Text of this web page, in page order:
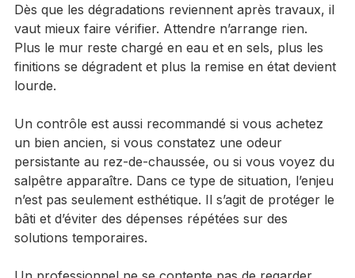
mur ?
Dès que les dégradations reviennent après travaux, il
vaut mieux faire vérifier. Attendre n’arrange rien.
finitions se dégradent et plus la remise en état devient
lourde.
Un contrôle est aussi recommandé si vous achetez
un bien ancien, si vous constatez une odeur
persistante au rez-de-chaussée, ou si vous voyez du
salpêtre apparaître. Dans ce type de situation, l’enjeu
n’est pas seulement esthétique. Il s’agit de protéger le
bâti et d’éviter des dépenses répétées sur des